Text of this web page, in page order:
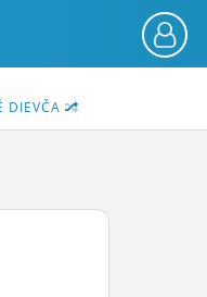
DIEVČA